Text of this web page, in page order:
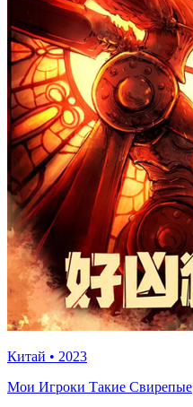
Китай • 2023
Мои Игроки Такие Свирепые